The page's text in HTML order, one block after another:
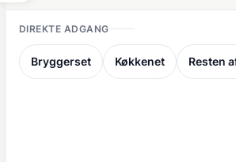
DIREKTE ADGANG
Bryggerset Køkkenet Resten